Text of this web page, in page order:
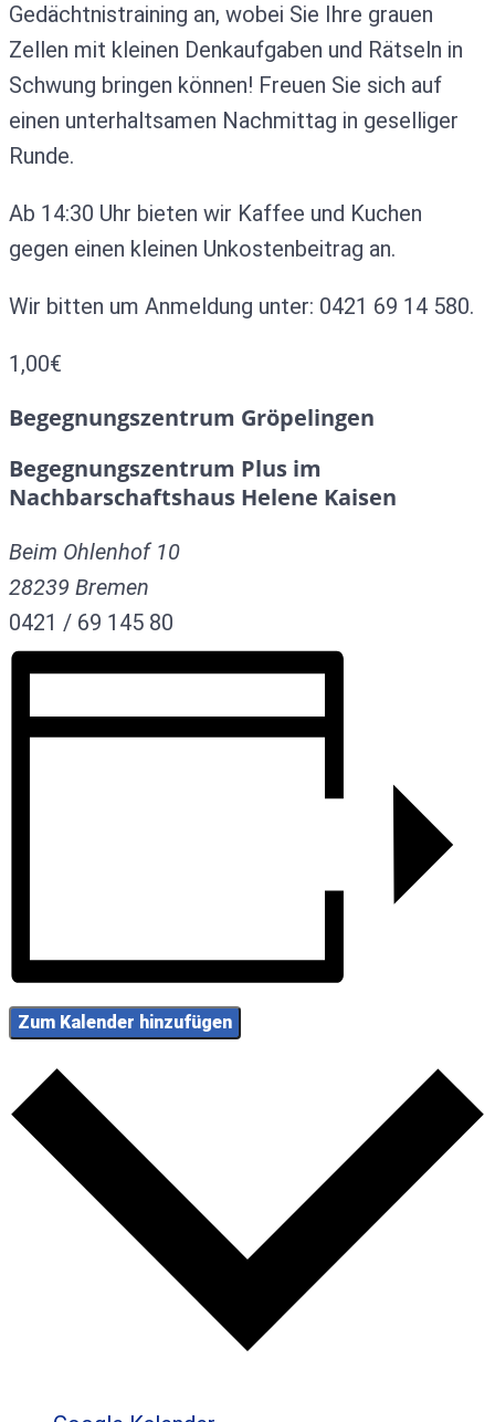
Gedächtnistraining an, wobei Sie Ihre grauen
Zellen mit kleinen Denkaufgaben und Rätseln in
Schwung bringen können! Freuen Sie sich auf
einen unterhaltsamen Nachmittag in geselliger
Runde.
Ab 14:30 Uhr bieten wir Kaffee und Kuchen
gegen einen kleinen Unkostenbeitrag an.
Wir bitten um Anmeldung unter: 0421 69 14 580.
1,00€
Begegnungszentrum Gröpelingen
Begegnungszentrum Plus im
Nachbarschaftshaus Helene Kaisen
Beim Ohlenhof 10
28239 Bremen
0421 / 69 145 80
Zum Kalender hinzufügen